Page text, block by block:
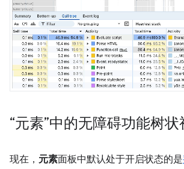
“元素”中的无障碍功能树状
现在， 元素面板中默认处于开启状态的是